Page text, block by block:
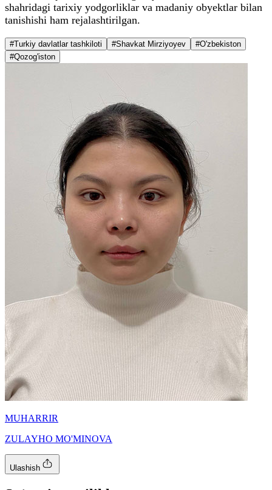
shahridagi tarixiy yodgorliklar va madaniy obyektlar bilan
tanishishi ham rejalashtirilgan.
#Turkiy davlatlar tashkiloti #Shavkat Mirziyoyev
#O'zbekiston
#Qozog'iston
MUHARRIR
ZULAYHO MO'MINOVA
Ulashish